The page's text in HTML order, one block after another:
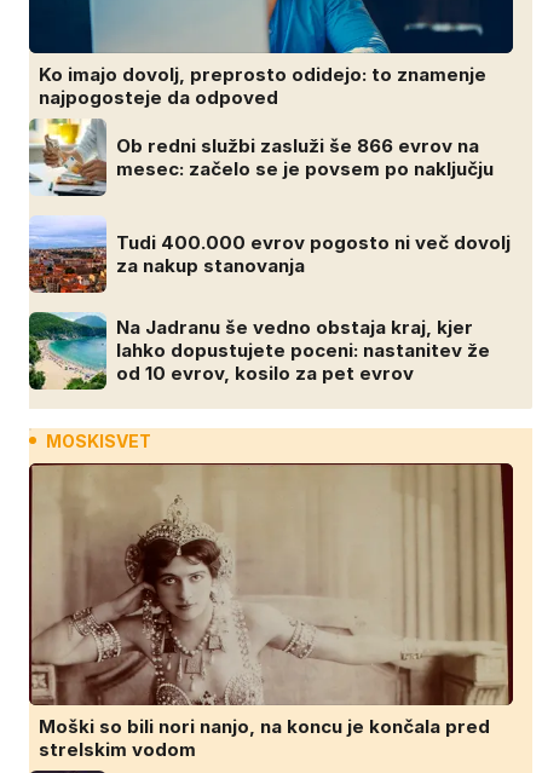
Ko imajo dovolj, preprosto odidejo: to znamenje
najpogosteje da odpoved
Ob redni službi zasluži še 866 evrov na
mesec: začelo se je povsem po naključju
Tudi 400.000 evrov pogosto ni več dovolj
za nakup stanovanja
Na Jadranu še vedno obstaja kraj, kjer
lahko dopustujete poceni: nastanitev že
od 10 evrov, kosilo za pet evrov
MOSKISVET
Moški so bili nori nanjo, na koncu je končala pred
strelskim vodom